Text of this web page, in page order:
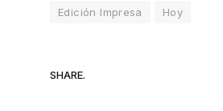
Edición Impresa Hoy
SHARE.